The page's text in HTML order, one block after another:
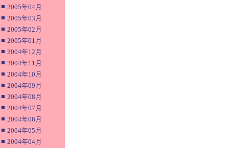
■ 2005年04月
■ 2005年03月
■ 2005年02月
■ 2005年01月
■ 2004年12月
■ 2004年11月
■ 2004年10月
■ 2004年09月
■ 2004年08月
■ 2004年07月
■ 2004年06月
■ 2004年05月
■ 2004年04月